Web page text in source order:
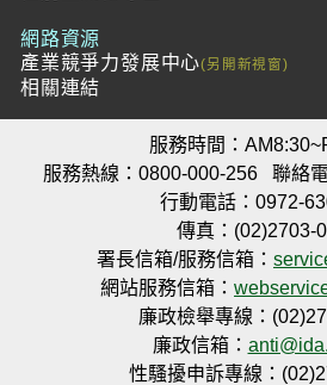
網路資源
產業競爭力發展中心
相關連結
服務時間：
服務熱線：0800-000-256
聯絡
行動電話：0972-
傳真：(02)2703-
署長信箱/服務信箱：
網站服務信箱：
廉政檢舉專線：
廉政信箱：
性騷擾申訴專線：